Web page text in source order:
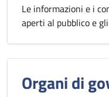
Le informazioni e i
aperti al pubblico e
Organi di